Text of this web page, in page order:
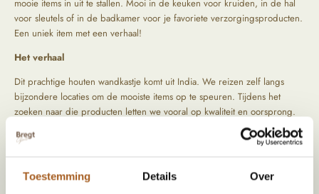
Toestemming Details Over
mooie items in uit te stallen. Mooi in de keuken voor kruiden, in de hal
voor sleutels of in de badkamer voor je favoriete verzorgingsproducten.
Een uniek item met een verhaal!
Het verhaal
Dit prachtige houten wandkastje komt uit India. We reizen zelf langs
bijzondere locaties om de mooiste items op te speuren. Tijdens het
zoeken naar die producten letten we vooral op kwaliteit en oorsprong.
De producten komen rechtstreeks uit het verleden, hierdoor zijn ze
uniek en hebben ze een prachtig geleefd uiterlijk.